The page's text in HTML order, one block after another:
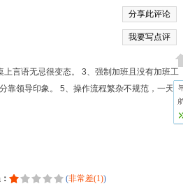
分享此评论
我要写点评
言语无忌很变态。 3、强制加班且没有加班工
靠领导印象。 5、操作流程繁杂不规范，一天是
(非常差(1))